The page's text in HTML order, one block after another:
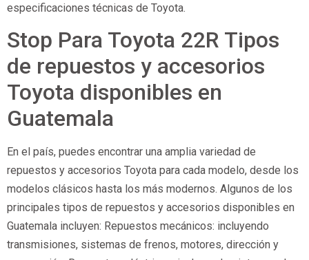
especificaciones técnicas de Toyota.
Stop Para Toyota 22R Tipos
de repuestos y accesorios
Toyota disponibles en
Guatemala
En el país, puedes encontrar una amplia variedad de
repuestos y accesorios Toyota para cada modelo, desde los
modelos clásicos hasta los más modernos. Algunos de los
principales tipos de repuestos y accesorios disponibles en
Guatemala incluyen: Repuestos mecánicos: incluyendo
transmisiones, sistemas de frenos, motores, dirección y